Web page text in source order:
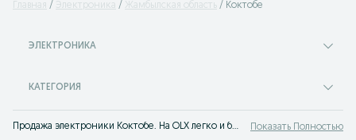
Главная Электроника Жамбылская область Коктобе
ЭЛЕКТРОНИКА
КАТЕГОРИЯ
Продажа электроники Коктобе. На OLX легко и быстро можно купить все виды электроники новой или б/у. Покупай лучшую технику на OLX Коктобе! Показать Полностью